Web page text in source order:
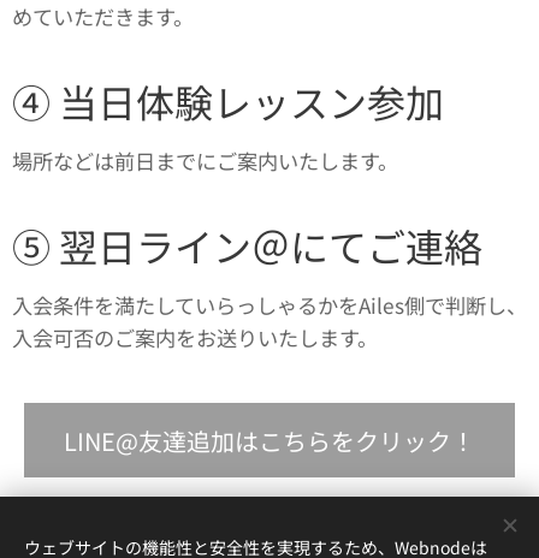
めていただきます。
④ 当日体験レッスン参加
場所などは前日までにご案内いたします。
⑤ 翌日ライン＠にてご連絡
入会条件を満たしていらっしゃるかをAiles側で判断し、
入会可否のご案内をお送りいたします。
LINE@友達追加はこちらをクリック！
ウェブサイトの機能性と安全性を実現するため、Webnodeは